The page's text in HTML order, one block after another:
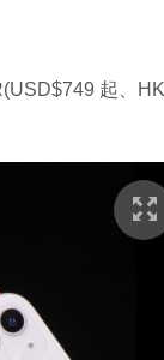
起、